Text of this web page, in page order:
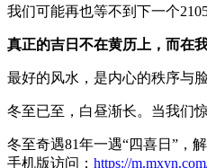
我们可能再也等不到下一个
真正的吉日不在黄历上，而在
最好的风水，是内心的秩序与
冬至已至，白昼渐长。当我们
冬至奇遇81年一遇“四喜日”，
手机版访问： https://